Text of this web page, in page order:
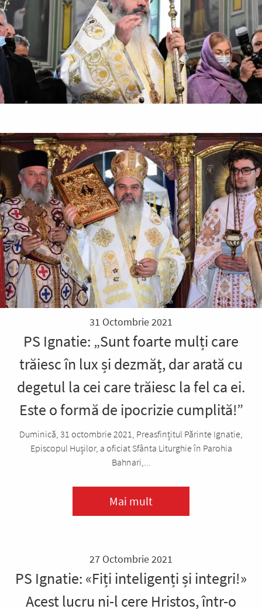
31 Octombrie 2021
PS Ignatie: „Sunt foarte mulți care
trăiesc în lux și dezmăț, dar arată cu
degetul la cei care trăiesc la fel ca ei.
Este o formă de ipocrizie cumplită!”
Duminică, 31 octombrie 2021, Preasfințitul Părinte Ignatie,
Episcopul Hușilor, a oficiat Sfânta Liturghie în Parohia
Bahnari,...
Mai mult
27 Octombrie 2021
PS Ignatie: «Fiți inteligenți și integri!»
Acest lucru ni-l cere Hristos, într-o